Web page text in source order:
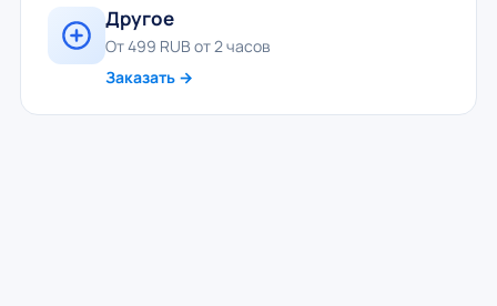
Другое
От 499 RUB от 2 часов
Заказать →